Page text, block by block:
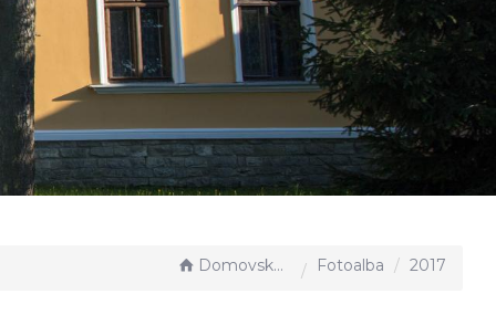
Domovská stránka Fotoalba 2017